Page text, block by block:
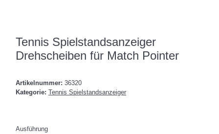
Tennis Spielstandsanzeiger
Drehscheiben für Match Pointer
Artikelnummer: 36320
Kategorie: Tennis Spielstandsanzeiger
Ausführung